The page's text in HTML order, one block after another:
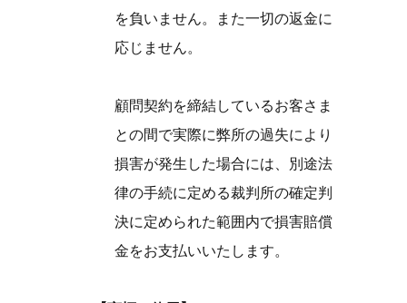
を負いません。また一切の返金に
応じません。
顧問契約を締結しているお客さま
との間で実際に弊所の過失により
損害が発生した場合には、別途法
律の手続に定める裁判所の確定判
決に定められた範囲内で損害賠償
金をお支払いいたします。